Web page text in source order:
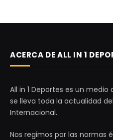
ACERCA DE ALL IN 1
All in 1 Deportes es un
se lleva toda la actualidad
Internacional.
Nos regimos por las normas